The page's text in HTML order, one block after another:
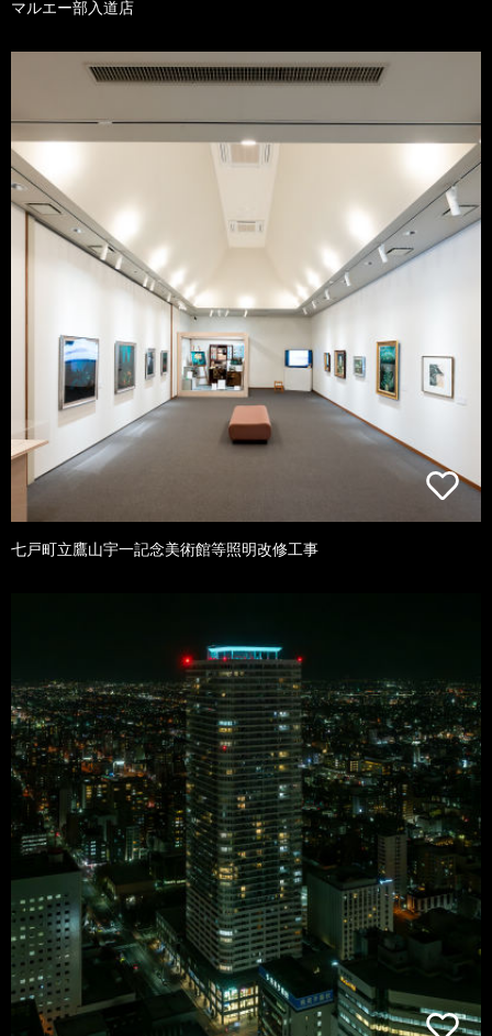
マルエー部入道店
七戸町立鷹山宇一記念美術館等照明改修工事